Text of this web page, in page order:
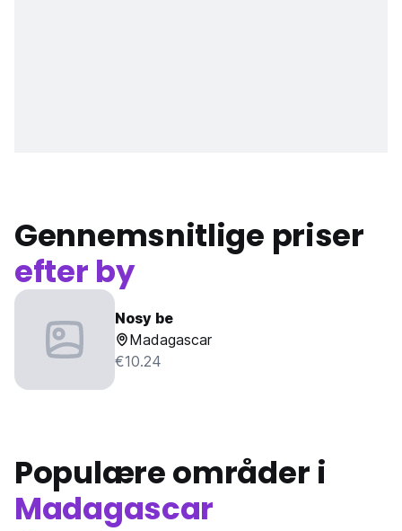
Gennemsnitlige priser
efter by
Nosy be
Madagascar
€10.24
Populære områder i
Madagascar